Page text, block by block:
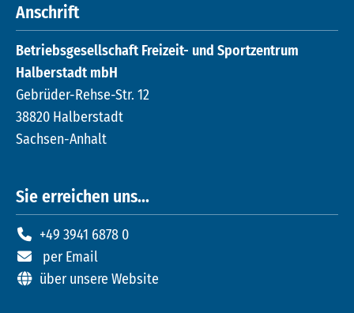
Anschrift
Betriebsgesellschaft Freizeit- und Sportzentrum
Halberstadt mbH
Gebrüder-Rehse-Str. 12
38820 Halberstadt
Sachsen-Anhalt
Sie erreichen uns...
+49 3941 6878 0
per Email
über unsere Website